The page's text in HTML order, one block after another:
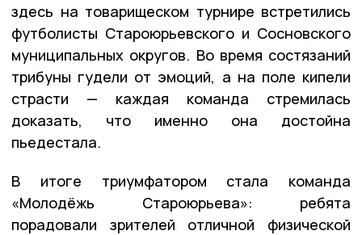
здесь на товарищеском турнире встретились
футболисты Староюрьевского и Сосновского
муниципальных округов. Во время состязаний
трибуны гудели от эмоций, а на поле кипели
страсти — каждая команда стремилась
доказать, что именно она достойна
пьедестала.
В итоге триумфатором стала команда
«Молодёжь Староюрьева»: ребята
порадовали зрителей отличной физической